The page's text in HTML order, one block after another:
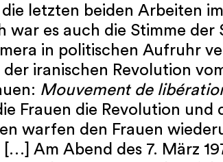
letzten beiden Arbeiten
es auch die Stimme
in politischen Aufruhr
iranischen Revolution
Mouvement de
Frauen die Revolution
warfen den Frauen
Am Abend des 7. März